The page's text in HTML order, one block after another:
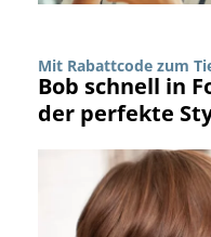
Mit Rabattcode zum
Bob schnell in
der perfekte